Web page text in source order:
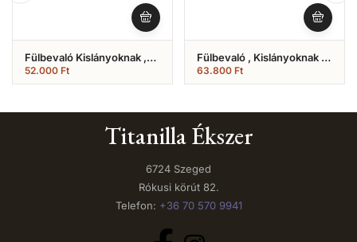
Fülbevaló Kislányoknak ,
Szíves Fehér Köves (Nr.21)
52.000 Ft
Fülbevaló , Kislányoknak ,
Fehér Arany 3 Köves
Hagyományos Fazonú
63.800 Ft
Titanilla Ékszer
6724 Szeged
Rókusi körút 82.
Telefon: +36 70 570 9941